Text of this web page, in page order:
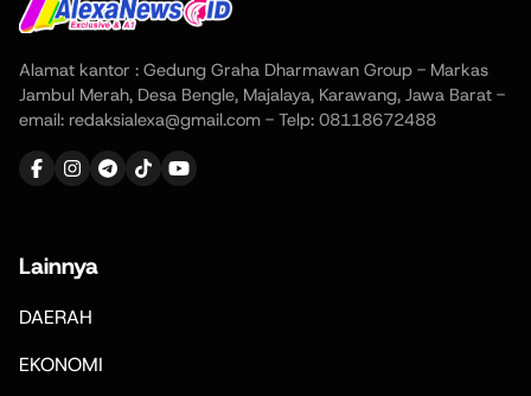
Alamat kantor : Gedung Graha Dharmawan Group - Markas
Jambul Merah, Desa Bengle, Majalaya, Karawang, Jawa Barat -
email: redaksialexa@gmail.com - Telp: 08118672488
Lainnya
DAERAH
EKONOMI